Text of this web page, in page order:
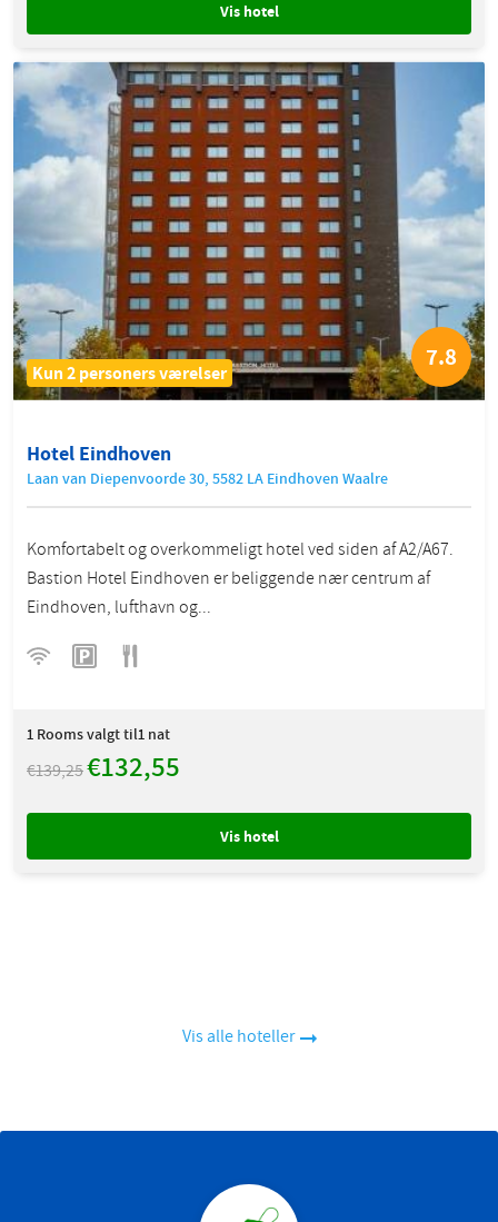
Vis hotel
Kun 2 personers værelser
7.8
Hotel Eindhoven
Laan van Diepenvoorde 30, 5582 LA Eindhoven Waalre
Komfortabelt og overkommeligt hotel ved siden af A2/A67.
Bastion Hotel Eindhoven er beliggende nær centrum af
Eindhoven, lufthavn og...
1 Rooms valgt til1 nat
€139,25€132,55
Vis hotel
Vis alle hoteller